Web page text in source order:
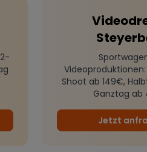
Videoproduktionen
Shoot ab 149€,
Ganztag ab
Jetzt